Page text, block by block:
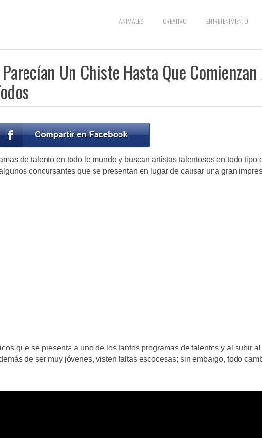
ANIMALES CREATIVO ENTRETENIMIENTO
Un Chiste Hasta Que Comienzan
de talento en todo le mundo y buscan artistas talentosos en todo tipo
concursantes que se presentan en lugar de causar una gran
que se presenta a uno de los tantos programas de talentos y al subir al
de ser muy jóvenes, visten faltas escocesas; sin embargo, todo